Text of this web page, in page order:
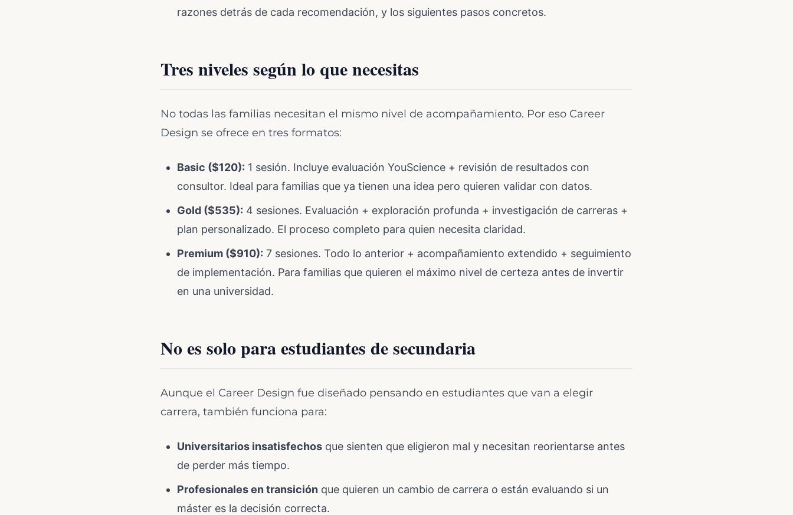
razones detrás de cada recomendación, y los siguientes pasos concretos.
Tres niveles según lo que necesitas
No todas las familias necesitan el mismo nivel de acompañamiento. Por eso Career
Design se ofrece en tres formatos:
Basic ($120): 1 sesión. Incluye evaluación YouScience + revisión de resultados con
consultor. Ideal para familias que ya tienen una idea pero quieren validar con datos.
Gold ($535): 4 sesiones. Evaluación + exploración profunda + investigación de carreras +
plan personalizado. El proceso completo para quien necesita claridad.
Premium ($910): 7 sesiones. Todo lo anterior + acompañamiento extendido + seguimiento
de implementación. Para familias que quieren el máximo nivel de certeza antes de invertir
en una universidad.
No es solo para estudiantes de secundaria
Aunque el Career Design fue diseñado pensando en estudiantes que van a elegir
carrera, también funciona para:
Universitarios insatisfechos que sienten que eligieron mal y necesitan reorientarse antes
de perder más tiempo.
Profesionales en transición que quieren un cambio de carrera o están evaluando si un
máster es la decisión correcta.